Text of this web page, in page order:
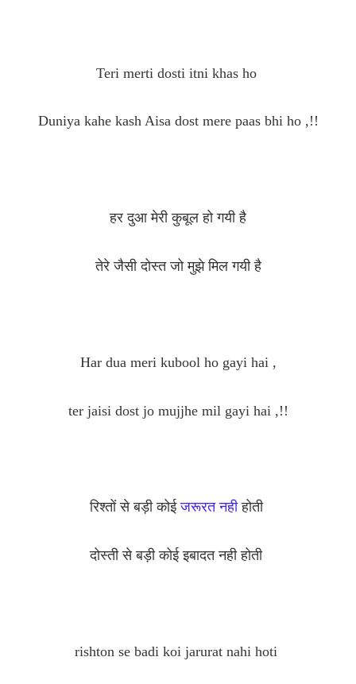
Teri merti dosti itni khas ho
Duniya kahe kash Aisa dost mere paas bhi ho ,!!
हर दुआ मेरी कुबूल हो गयी है
तेरे जैसी दोस्त जो मुझे मिल गयी है
Har dua meri kubool ho gayi hai ,
ter jaisi dost jo mujjhe mil gayi hai ,!!
रिश्तों से बड़ी कोईजरूरत नहीहोती
दोस्ती से बड़ी कोई इबादत नही होती
rishton se badi koi jarurat nahi hoti